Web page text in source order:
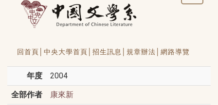
回首頁│ 中央大學首頁│ 招生訊息│ 規章辦法│ 網路導覽
年度 2004
全部作者 康來新